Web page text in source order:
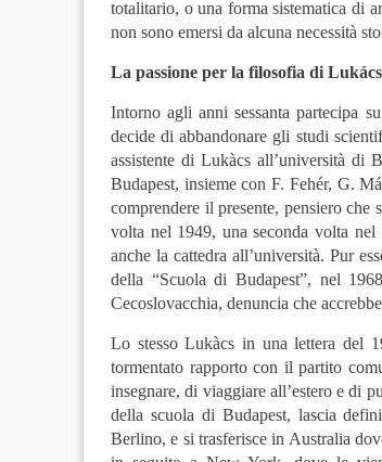
totalitario, o una forma sistematica di
non sono emersi da alcuna necessità
La passione per la filosofia di Lukács
Intorno agli anni sessanta partecipa
decide di abbandonare gli studi
assistente di Lukàcs all’università di
Budapest, insieme con F. Fehér, G.
comprendere il presente, pensiero
volta nel 1949, una seconda volta
anche la cattedra all’università. Pur
della “Scuola di Budapest”, nel
Cecoslovacchia, denuncia che
Lo stesso Lukàcs in una lettera del
tormentato rapporto con il partito
insegnare, di viaggiare all’estero e di
della scuola di Budapest, lascia
Berlino, e si trasferisce in Australia